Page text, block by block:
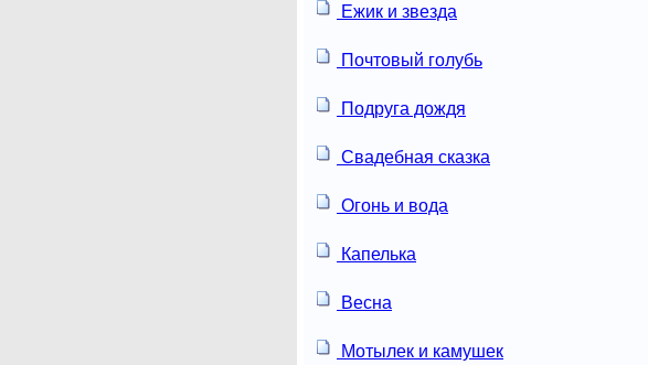
Ежик и звезда
Почтовый голубь
Подруга дождя
Свадебная сказка
Огонь и вода
Капелька
Весна
Мотылек и камушек